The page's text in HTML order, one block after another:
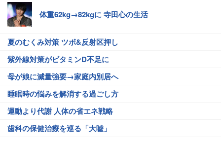
体重62kg→82kgに 寺田心の生活
夏のむくみ対策 ツボ&反射区押し
紫外線対策がビタミンD不足に
母が娘に減量強要→家庭内別居へ
睡眠時の悩みを解消する過ごし方
運動より代謝 人体の省エネ戦略
歯科の保健治療を巡る「大嘘」